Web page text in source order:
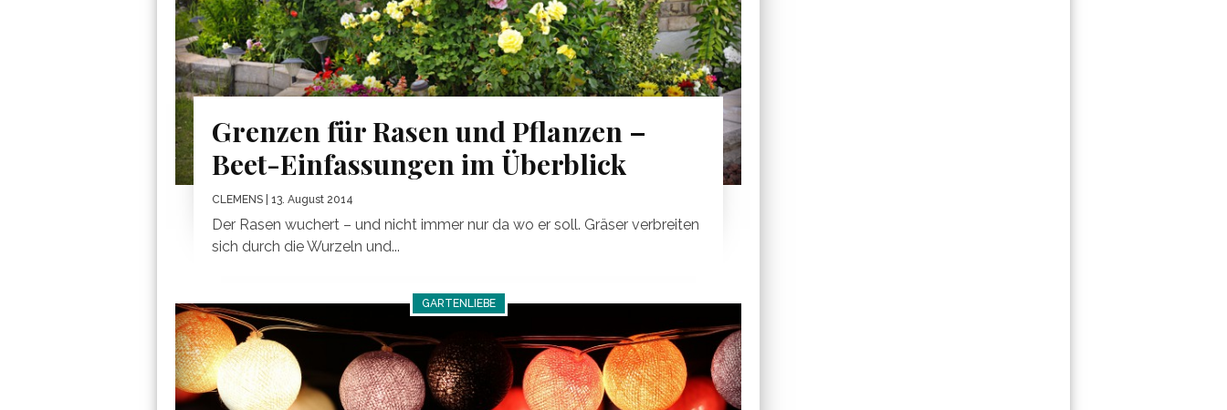
Grenzen für Rasen und Pflanzen –
Beet-Einfassungen im Überblick
CLEMENS | 13. August 2014
Der Rasen wuchert – und nicht immer nur da wo er soll. Gräser verbreiten
sich durch die Wurzeln und...
GARTENLIEBE